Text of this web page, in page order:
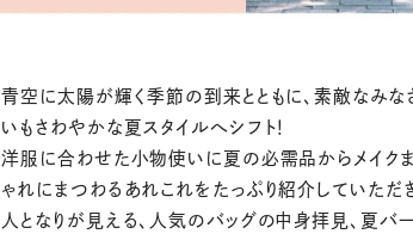
青空に太陽が輝く季節の到来とともに、素敵なみな
いもさわやかな夏スタイルへシフト！
洋服に合わせた小物使いに夏の必需品からメイクま
ゃれにまつわるあれこれをたっぷり紹介していただ
人となりが見える、人気のバッグの中身拝見、夏バ